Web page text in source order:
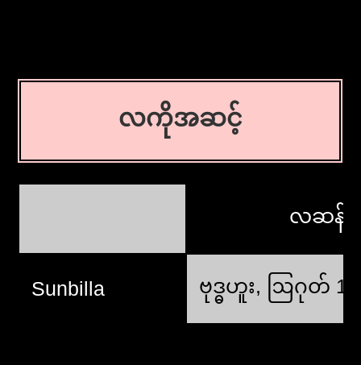
လကိုအဆင့်
လဆန်း
Sunbilla ဗုဒ္ဓဟူး, ဩဂုတ် 12